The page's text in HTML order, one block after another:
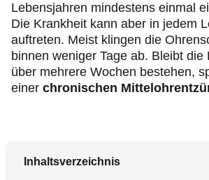
Lebensjahren mindestens einmal
Die Krankheit kann aber in jedem
auftreten. Meist klingen die
binnen weniger Tage ab. Bleibt die
über mehrere Wochen bestehen,
einer chronischen
Inhaltsverzeichnis